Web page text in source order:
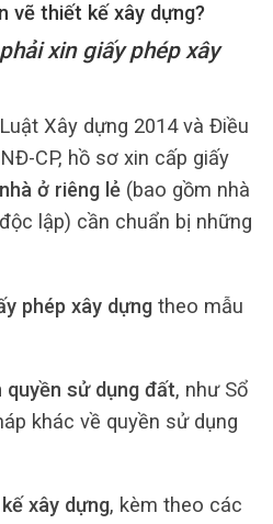
vẽ thiết kế xây dựng?
xin giấy phép xây
Xây dựng 2014 và Điều
CP, hồ sơ xin cấp giấy
nhà ở riêng lẻ (bao gồm nhà
lập) cần chuẩn bị những
phép xây dựng theo mẫu
quyền sử dụng đất, như Sổ
khác về quyền sử dụng
xây dựng, kèm theo các